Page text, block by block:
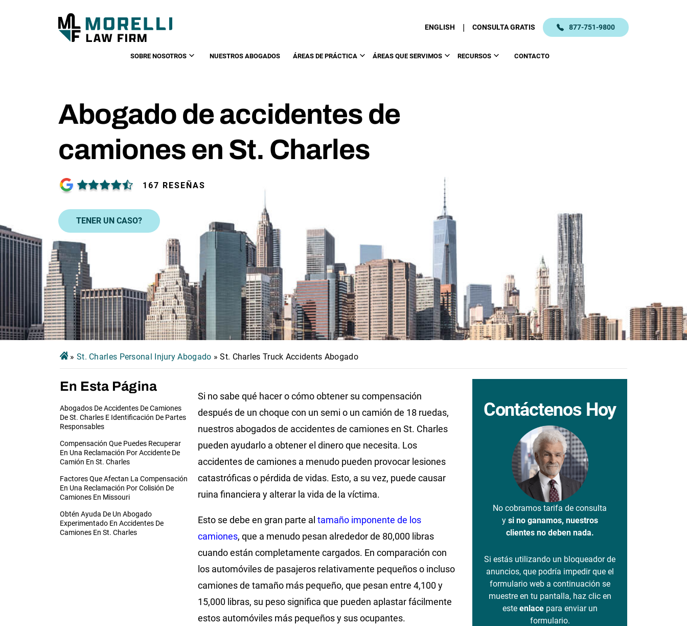
ENGLISH | CONSULTA GRATIS 877-751-9800
SOBRE NOSOTROS NUESTROS ABOGADOS ÁREAS DE PRÁCTICA ÁREAS QUE SERVIMOS RECURSOS CONTACTO
Abogado de accidentes de
camiones en St. Charles
167 RESEÑAS
TENER UN CASO?
» St. Charles Personal Injury Abogado »St. Charles Truck Accidents Abogado
En Esta Página
Abogados De Accidentes De Camiones
De St. Charles E Identificación De Partes
Responsables
Compensación Que Puedes Recuperar
En Una Reclamación Por Accidente De
Camión En St. Charles
Factores Que Afectan La Compensación
En Una Reclamación Por Colisión De
Camiones En Missouri
Obtén Ayuda De Un Abogado
Experimentado En Accidentes De
Camiones En St. Charles
Si no sabe qué hacer o cómo obtener su compensación
después de un choque con un semi o un camión de 18 ruedas,
nuestros abogados de accidentes de camiones en St. Charles
pueden ayudarlo a obtener el dinero que necesita. Los
accidentes de camiones a menudo pueden provocar lesiones
catastróficas o pérdida de vidas. Esto, a su vez, puede causar
ruina financiera y alterar la vida de la víctima.
Esto se debe en gran parte al tamaño imponente de los
camiones, que a menudo pesan alrededor de 80,000 libras
cuando están completamente cargados. En comparación con
los automóviles de pasajeros relativamente pequeños o incluso
camiones de tamaño más pequeño, que pesan entre 4,100 y
15,000 libras, su peso significa que pueden aplastar fácilmente
estos automóviles más pequeños y sus ocupantes.
Contáctenos Hoy
No cobramos tarifa de consulta
y si no ganamos, nuestros
clientes no deben nada.
Si estás utilizando un bloqueador de
anuncios, que podría impedir que el
formulario web a continuación se
muestre en tu pantalla, haz clic en
este enlacepara enviar un
formulario.